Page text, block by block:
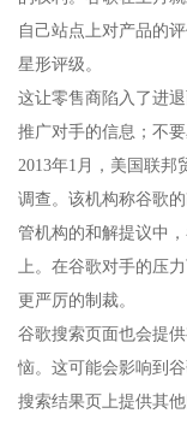
自己站点上对产品的
星形评级。
这让零售商陷入了进
推广对手的信息；不
2013年1月，美国联邦
调查。该机构称谷歌
管机构的和解提议中
上。在谷歌对手的压
更严厉的制裁。
谷歌搜索页面也会提
恼。这可能会影响到
搜索结果页上提供其